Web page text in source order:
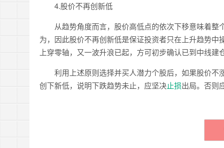
4.股价不再创新低
从趋势角度而言，股价高低点的依次下移意味着整
为，因此股价不再创新低是保证投资者只在上升趋势
上穿零轴，又一波升浪已起，方可初步确认已到中线建
利用上述原则选择并买人潜力个股后，如果股价不
创下新低，说明下跌趋势未止，应坚决止损出局。否则